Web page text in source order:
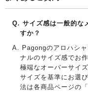
サイズ感は一般的な
すか？
Pagongのアロハシ
ナルのサイズ感でお
極端なオーバーサイ
サイズを基準にお選
法は各商品ページの